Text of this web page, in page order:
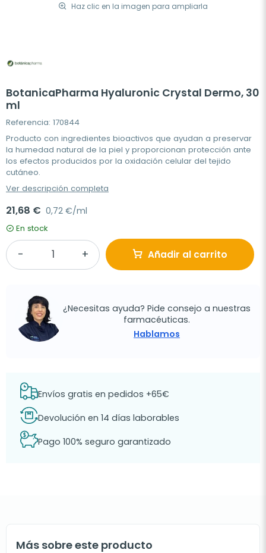
Haz clic en la imagen para ampliarla
BotanicaPharma Hyaluronic Crystal Dermo, 30
ml
Referencia: 170844
Producto con ingredientes bioactivos que ayudan a preservar
la humedad natural de la piel y proporcionan protección ante
los efectos producidos por la oxidación celular del tejido
cutáneo.
Ver descripción completa
21,68 € 0,72 €/ml
En stock
Añadir al carrito
¿Necesitas ayuda? Pide consejo a nuestras
farmacéuticas.
Hablamos
Envíos gratis en pedidos +65€
Devolución en 14 días laborables
Pago 100% seguro garantizado
Más sobre este producto